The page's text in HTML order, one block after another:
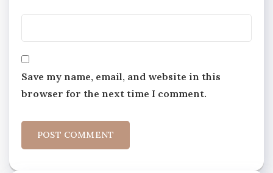
Save my name, email, and website in this
browser for the next time I comment.